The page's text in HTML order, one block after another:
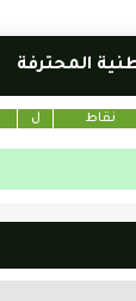
المحترفة
نقاط ل